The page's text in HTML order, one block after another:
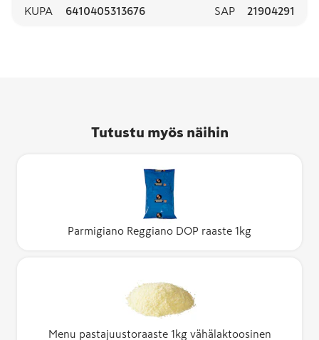
KUPA 6410405313676 SAP 21904291
Tutustu myös näihin
Parmigiano Reggiano DOP raaste 1kg
Menu pastajuustoraaste 1kg vähälaktoosinen